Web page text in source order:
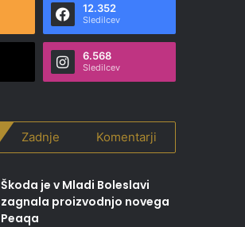
12.352
Sledilcev
6.568
Sledilcev
Zadnje Komentarji
Škoda je v Mladi Boleslavi
zagnala proizvodnjo novega
Peaqa